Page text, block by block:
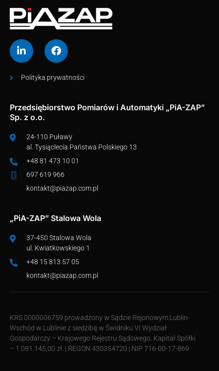
Polityka prywatności
Przedsiębiorstwo Pomiarów i Automatyki „PiA-ZAP”
Sp. z o.o.
24-110 Puławy
al. Tysiąclecia Państwa Polskiego 13
+48 81 473 10 01
697 619 966
kontakt@piazap.com.pl
„PiA-ZAP” Stalowa Wola
37-450 Stalowa Wola
ul. Kwiatkowskiego 1
+48 15 813 57 05
kontakt@piazap.com.pl
KRS 0000006759 prowadzony w Sądzie Rejonowym Lublin-
Wschód w Lublinie z siedzibą w Świdniku VI Wydział
Gospodarczy – Krajowego Rejestru Sądowego. Kapitał Spółki
– 1.081.145,00 zł. | REGON 430354720 | NIP 716-00-17-869